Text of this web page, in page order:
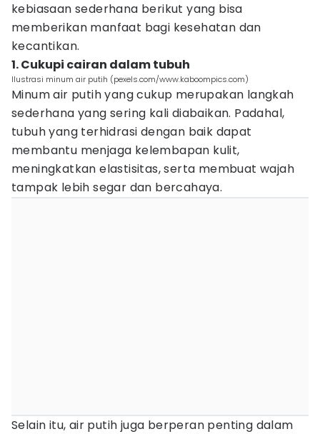
kebiasaan sederhana berikut yang bisa
memberikan manfaat bagi kesehatan dan
kecantikan.
1. Cukupi cairan dalam tubuh
Ilustrasi minum air putih (pexels.com/www.kaboompics.com)
Minum air putih yang cukup merupakan langkah
sederhana yang sering kali diabaikan. Padahal,
tubuh yang terhidrasi dengan baik dapat
membantu menjaga kelembapan kulit,
meningkatkan elastisitas, serta membuat wajah
tampak lebih segar dan bercahaya.
Selain itu, air putih juga berperan penting dalam